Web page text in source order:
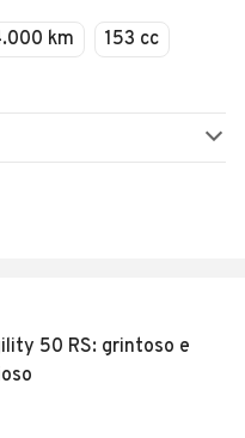
km
153 cc
50 RS: grintoso e